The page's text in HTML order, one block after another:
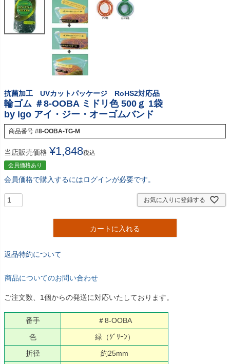
抗菌加工 UVカットパッケージ RoHS2対応品
輪ゴム ＃8-OOBA ミドリ色 500ｇ 1袋
by igo アイ・ジー・オーゴムバンド
商品番号 #8-OOBA-TG-M
当店販売価格 ¥1,848税込
会員価格あり
会員価格で購入するにはログインが必要です。
お気に入りに登録する
カートに入れる
返品特約について
商品についてのお問い合わせ
ご注文数、1個からの発送に対応いたしております。
番手
＃8-OOBA
色
緑（ｸﾞﾘｰﾝ）
折径
約25mm